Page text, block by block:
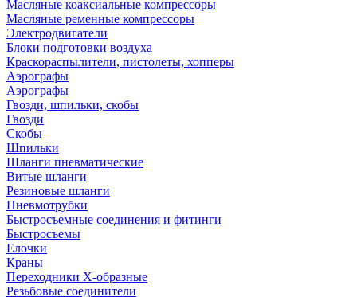
Масляные коаксиальные компрессоры
Масляные ременные компрессоры
Электродвигатели
Блоки подготовки воздуха
Краскораспылители, пистолеты, хопперы
Аэрографы
Аэрографы
Гвозди, шпильки, скобы
Гвозди
Скобы
Шпильки
Шланги пневматические
Витые шланги
Резиновые шланги
Пневмотрубки
Быстросъемные соединения и фитинги
Быстросъемы
Елочки
Краны
Переходники Х-образные
Резьбовые соединители